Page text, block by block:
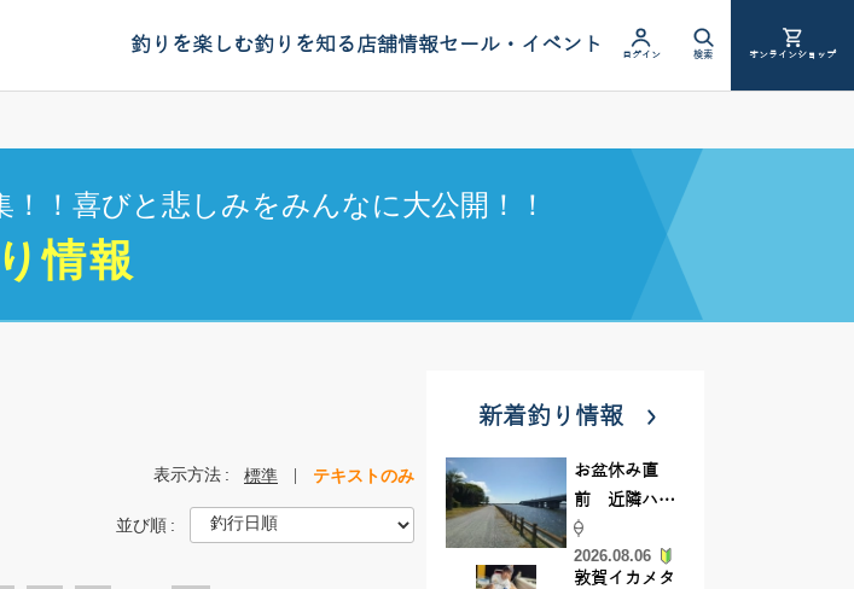
釣りを楽しむ釣りを知る店舗情報セール・イベント ログイン 検索 オンラインショップ
！喜びと悲しみをみんなに大公開！！
情報
表示方法 標準 テキストのみ
並び順
新着釣り情報
お盆休み直
前 近隣ハゼ
釣り場調査し
てきました
2026.08.06
敦賀イカメタ